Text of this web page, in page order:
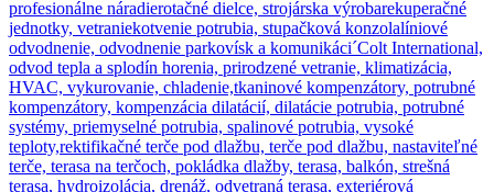
profesionálne náradierotačné dielce, strojárska výrobarekuperačné
jednotky, vetraniekotvenie potrubia, stupačková konzolalíniové
odvodnenie, odvodnenie parkovísk a komunikáci´Colt International,
odvod tepla a splodín horenia, prirodzené vetranie, klimatizácia,
HVAC, vykurovanie, chladenie,tkaninové kompenzátory, potrubné
kompenzátory, kompenzácia dilatácií, dilatácie potrubia, potrubné
systémy, priemyselné potrubia, spalinové potrubia, vysoké
teploty,rektifikačné terče pod dlažbu, terče pod dlažbu, nastaviteľné
terče, terasa na terčoch, pokládka dlažby, terasa, balkón, strešná
terasa, hydroizolácia, drenáž, odvetraná terasa, exteriérová